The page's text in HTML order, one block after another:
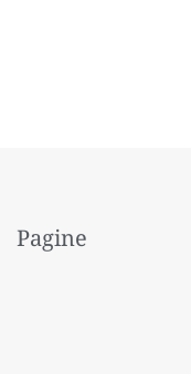
Pagine